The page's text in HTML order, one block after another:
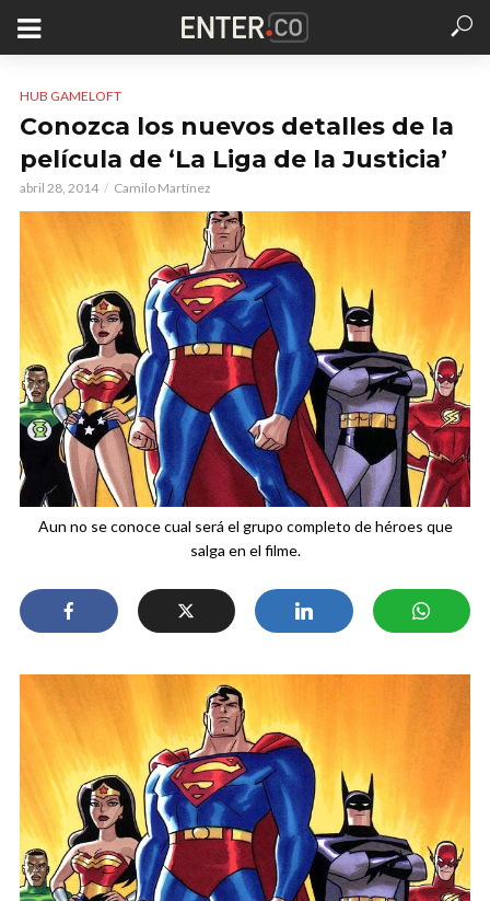
HUB GAMELOFT
Conozca los nuevos detalles de la
película de ‘La Liga de la Justicia’
abril 28, 2014 Camilo Martínez
Aun no se conoce cual será el grupo completo de héroes que
salga en el filme.